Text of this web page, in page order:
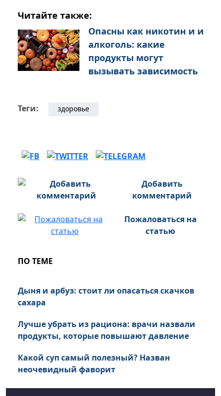
Читайте также:
Опасны как никотин и и
алкоголь: какие
продукты могут
вызывать зависимость
Теги: здоровье
Добавить
комментарий
Пожаловаться на
статью
ПО ТЕМЕ
Дыня и арбуз: стоит ли опасаться скачков
сахара
Лучше убрать из рациона: врачи назвали
продукты, которые повышают давление
Какой суп самый полезный? Назван
неочевидный фаворит